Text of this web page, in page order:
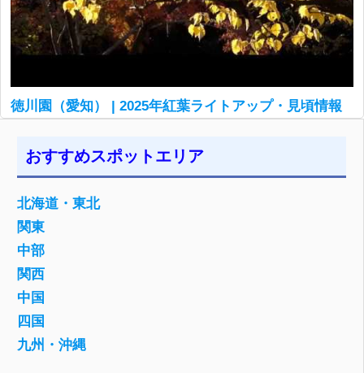
徳川園（愛知） | 2025年紅葉ライトアップ・見頃情報
おすすめスポットエリア
北海道・東北
関東
中部
関西
中国
四国
九州・沖縄